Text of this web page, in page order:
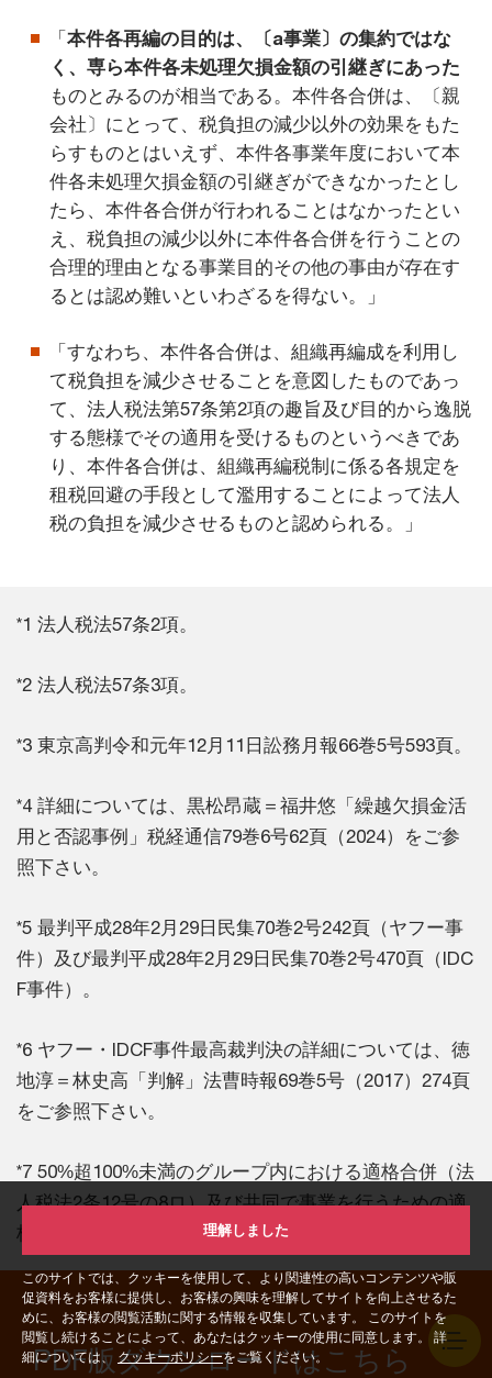
このサイトでは、クッキーを使用して、より関連性の高いコンテンツや販
促資料をお客様に提供し、お客様の興味を理解してサイトを向上させるた
めに、お客様の閲覧活動に関する情報を収集しています。 このサイトを
閲覧し続けることによって、あなたはクッキーの使用に同意します。 詳
細については、 クッキーポリシーをご覧ください。
理解しました
「 本件各再編の目的は、〔a事業〕の集約ではな
く、専ら本件各未処理欠損金額の引継ぎにあった
ものとみるのが相当である。本件各合併は、〔親
会社〕にとって、税負担の減少以外の効果をもた
らすものとはいえず、本件各事業年度において本
件各未処理欠損金額の引継ぎができなかったとし
たら、本件各合併が行われることはなかったとい
え、税負担の減少以外に本件各合併を行うことの
合理的理由となる事業目的その他の事由が存在す
るとは認め難いといわざるを得ない。」
「すなわち、本件各合併は、組織再編成を利用し
て税負担を減少させることを意図したものであっ
て、法人税法第57条第2項の趣旨及び目的から逸脱
する態様でその適用を受けるものというべきであ
り、本件各合併は、組織再編税制に係る各規定を
租税回避の手段として濫用することによって法人
税の負担を減少させるものと認められる。」
*1 法人税法57条2項。
*2 法人税法57条3項。
*3 東京高判令和元年12月11日訟務月報66巻5号593頁。
*4 詳細については、黒松昂蔵＝福井悠「繰越欠損金活
用と否認事例」税経通信79巻6号62頁（2024）をご参
照下さい。
*5 最判平成28年2月29日民集70巻2号242頁（ヤフー事
件）及び最判平成28年2月29日民集70巻2号470頁（IDC
F事件）。
*6 ヤフー・IDCF事件最高裁判決の詳細については、徳
地淳＝林史高「判解」法曹時報69巻5号（2017）274頁
をご参照下さい。
*7 50%超100%未満のグループ内における適格合併（法
人税法2条12号の8ロ）及び共同で事業を行うための適
格合併（同号ハ）を指します。
PDF版ダウンロードはこちら